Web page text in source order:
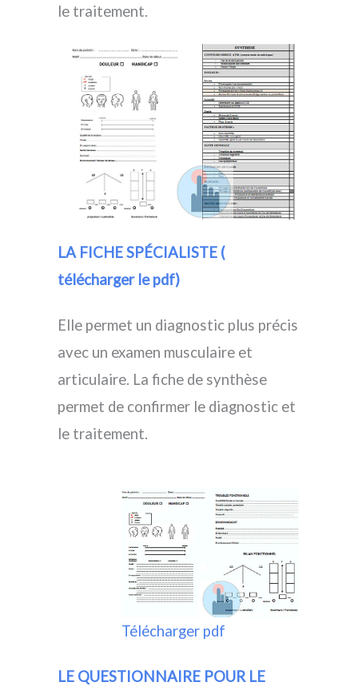
le traitement.
LA FICHE SPÉCIALISTE (
télécharger le pdf)
Elle permet un diagnostic plus précis
avec un examen musculaire et
articulaire. La fiche de synthèse
permet de confirmer le diagnostic et
le traitement.
Télécharger pdf
LE QUESTIONNAIRE POUR LE